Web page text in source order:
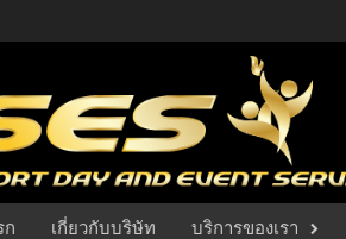
ก เกี่ยวกับบริษัท บริการของเรา